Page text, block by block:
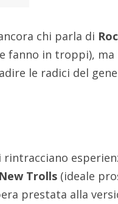
chi parla di
fanno in troppi), ma
le radici del
rintracciano
Trolls (ideale
prestata alla